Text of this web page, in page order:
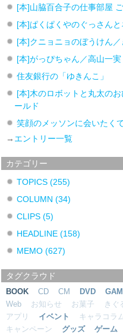
[本]山脇百合子の仕事部屋
[本]ぱくぱくやのぐっさん
[本]クニョニョのぼうけん／
[本]がっぴちゃん／高山一
住友銀行の「ゆきんこ」
[本]木のロボットと丸太の
ールド
笑顔のメッソンに会いたく
→ エントリー一覧
カテゴリー
TOPICS(255)
COLUMN(34)
CLIPS(5)
HEADLINE(158)
MEMO(627)
タグクラウド
BOOK CD CM DVD
Web
お知らせ お菓子 きぐ
アプリ
イベント キャラコラ
キャンペーン
グッズ ゲーム